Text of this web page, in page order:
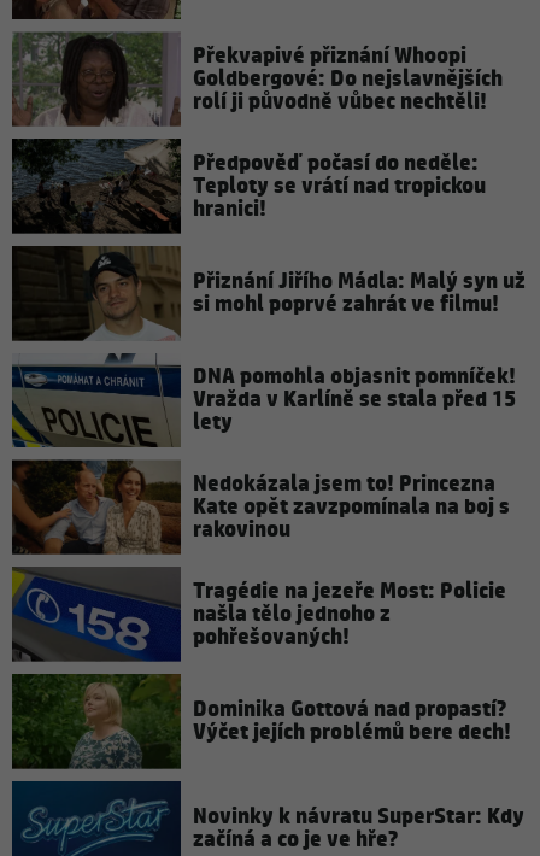
Překvapivé přiznání Whoopi
Goldbergové: Do nejslavnějších
rolí ji původně vůbec nechtěli!
Předpověď počasí do neděle:
Teploty se vrátí nad tropickou
hranici!
Přiznání Jiřího Mádla: Malý syn už
si mohl poprvé zahrát ve filmu!
DNA pomohla objasnit pomníček!
Vražda v Karlíně se stala před 15
lety
Nedokázala jsem to! Princezna
Kate opět zavzpomínala na boj s
rakovinou
Tragédie na jezeře Most: Policie
našla tělo jednoho z
pohřešovaných!
Dominika Gottová nad propastí?
Výčet jejích problémů bere dech!
Novinky k návratu SuperStar: Kdy
začíná a co je ve hře?